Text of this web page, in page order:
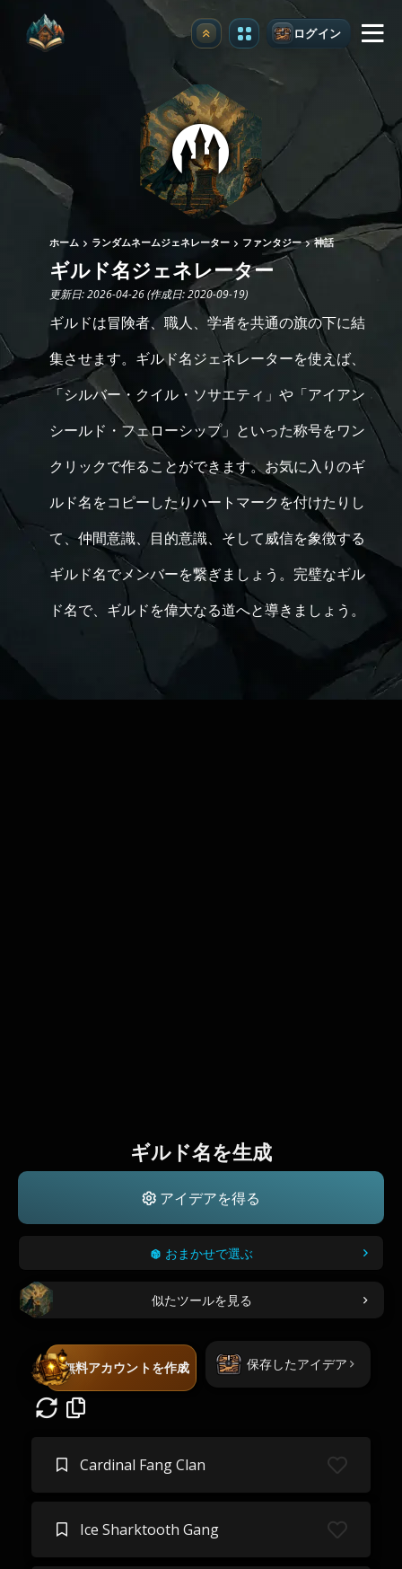
アップグレード ログイン
ホーム ランダムネームジェネレーター ファンタジー 神話
ギルド名ジェネレーター
更新日: 2026-04-26 (作成日: 2020-09-19)
ギルドは冒険者、職人、学者を共通の旗の下に結
集させます。ギルド名ジェネレーターを使えば、
「シルバー・クイル・ソサエティ」や「アイアン
シールド・フェローシップ」といった称号をワン
クリックで作ることができます。お気に入りのギ
ルド名をコピーしたりハートマークを付けたりし
て、仲間意識、目的意識、そして威信を象徴する
ギルド名でメンバーを繋ぎましょう。完璧なギル
ド名で、ギルドを偉大なる道へと導きましょう。
ギルド名を生成
アイデアを得る
おまかせで選ぶ
似たツールを見る
無料アカウントを作成 保存したアイデア
Cardinal Fang Clan
Ice Sharktooth Gang